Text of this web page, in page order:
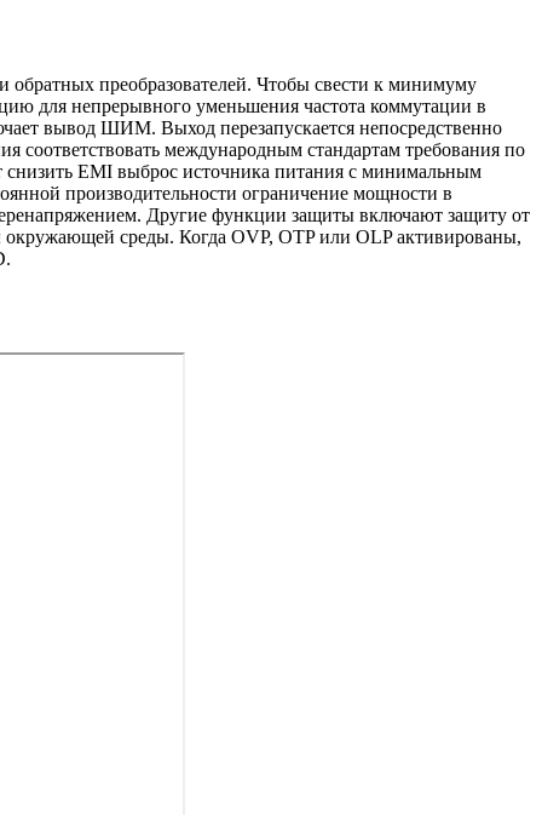
преобразователей. Чтобы свести к минимуму
для непрерывного уменьшения частота коммутации в
вывод ШИМ. Выход перезапускается непосредственно
международным стандартам требования по
снизить EMI выброс источника питания с минимальным
производительности ограничение мощности в
Другие функции защиты включают защиту от
среды. Когда OVP, OTP или OLP активированы,